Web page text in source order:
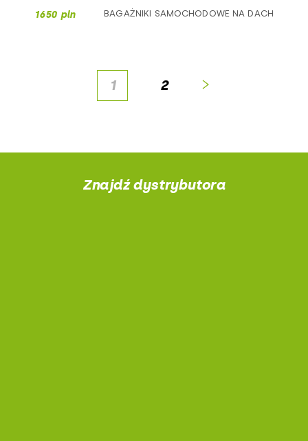
1650 pln
BAGAŻNIKI SAMOCHODOWE NA DACH
2
Znajdź dystrybutora